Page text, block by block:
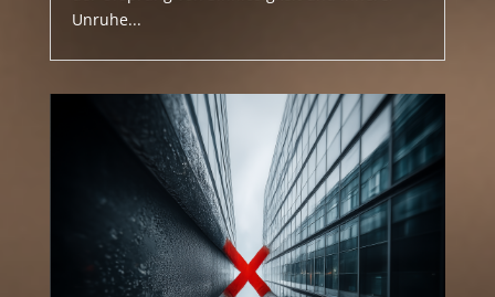
Unruhe...